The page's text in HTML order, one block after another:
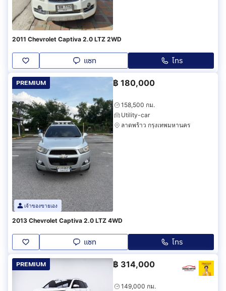
2011 Chevrolet Captiva 2.0 LTZ 2WD
แชท โทร
PREMIUM
เจ้าของขายเอง
฿ 180,000
158,500 กม.
Utility-car
ลาดพร้าว กรุงเทพมหานคร
2013 Chevrolet Captiva 2.0 LTZ 4WD
แชท โทร
PREMIUM ฿ 314,000
149,000 กม.